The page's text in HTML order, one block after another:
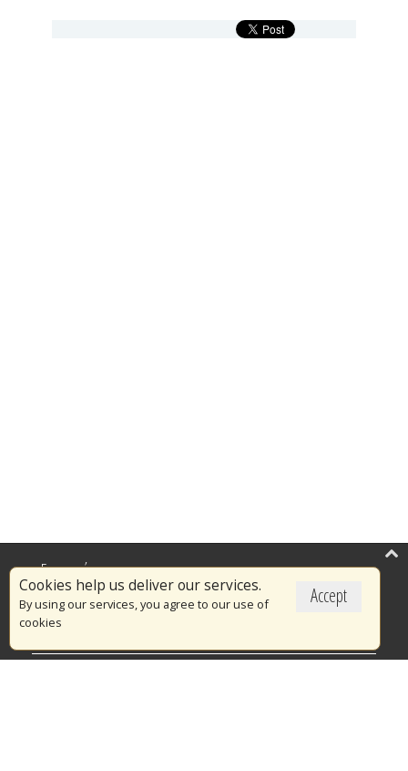
Accept
Cookies help us deliver our services.
By using our services, you agree to our use of
cookies
Επικαιρότητα
Το Πυροσβεστικό Σώμα